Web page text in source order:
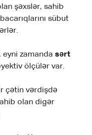
şəxslər, sahib
bacarıqlarını sübut
eyni zamanda sərt
ölçülər var.
çətin vərdişdə
olan digər